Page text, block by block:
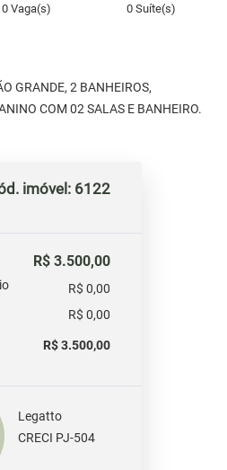
0 Vaga(s) 0 Suíte(s)
GRANDE, 2 BANHEIROS,
COM 02 SALAS E BANHEIRO.
imóvel: 6122
R$ 3.500,00
R$ 0,00
R$ 0,00
R$ 3.500,00
Legatto
CRECI PJ-504